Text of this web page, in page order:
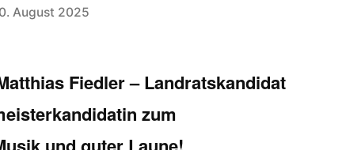
August 2025
Fiedler – Landratskandidat
zum
und guter Laune!